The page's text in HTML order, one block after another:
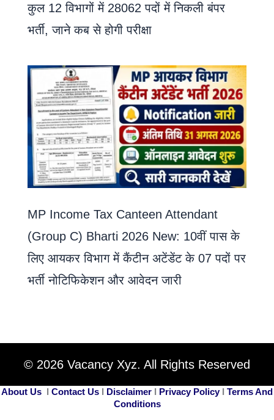
कुल 12 विभागों में 28062 पदों में निकली बंपर
भर्ती, जाने कब से होगी परीक्षा
MP Income Tax Canteen Attendant
(Group C) Bharti 2026 New: 10वीं पास के
लिए आयकर विभाग में कैंटीन अटेंडेंट के 07 पदों पर
भर्ती नोटिफिकेशन और आवेदन जारी
© 2026 Vacancy Xyz. All Rights Reserved
About Us I Contact Us I Disclaimer I Privacy PolicyI Terms And
Conditions